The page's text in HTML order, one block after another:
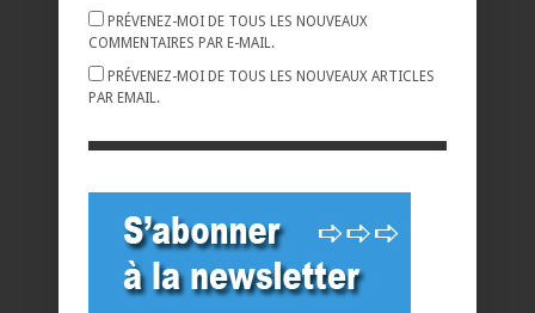
PRÉVENEZ-MOI DE TOUS LES NOUVEAUX
COMMENTAIRES PAR E-MAIL.
PRÉVENEZ-MOI DE TOUS LES NOUVEAUX ARTICLES
PAR EMAIL.